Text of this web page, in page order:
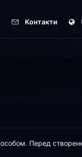
Контакти
Перед